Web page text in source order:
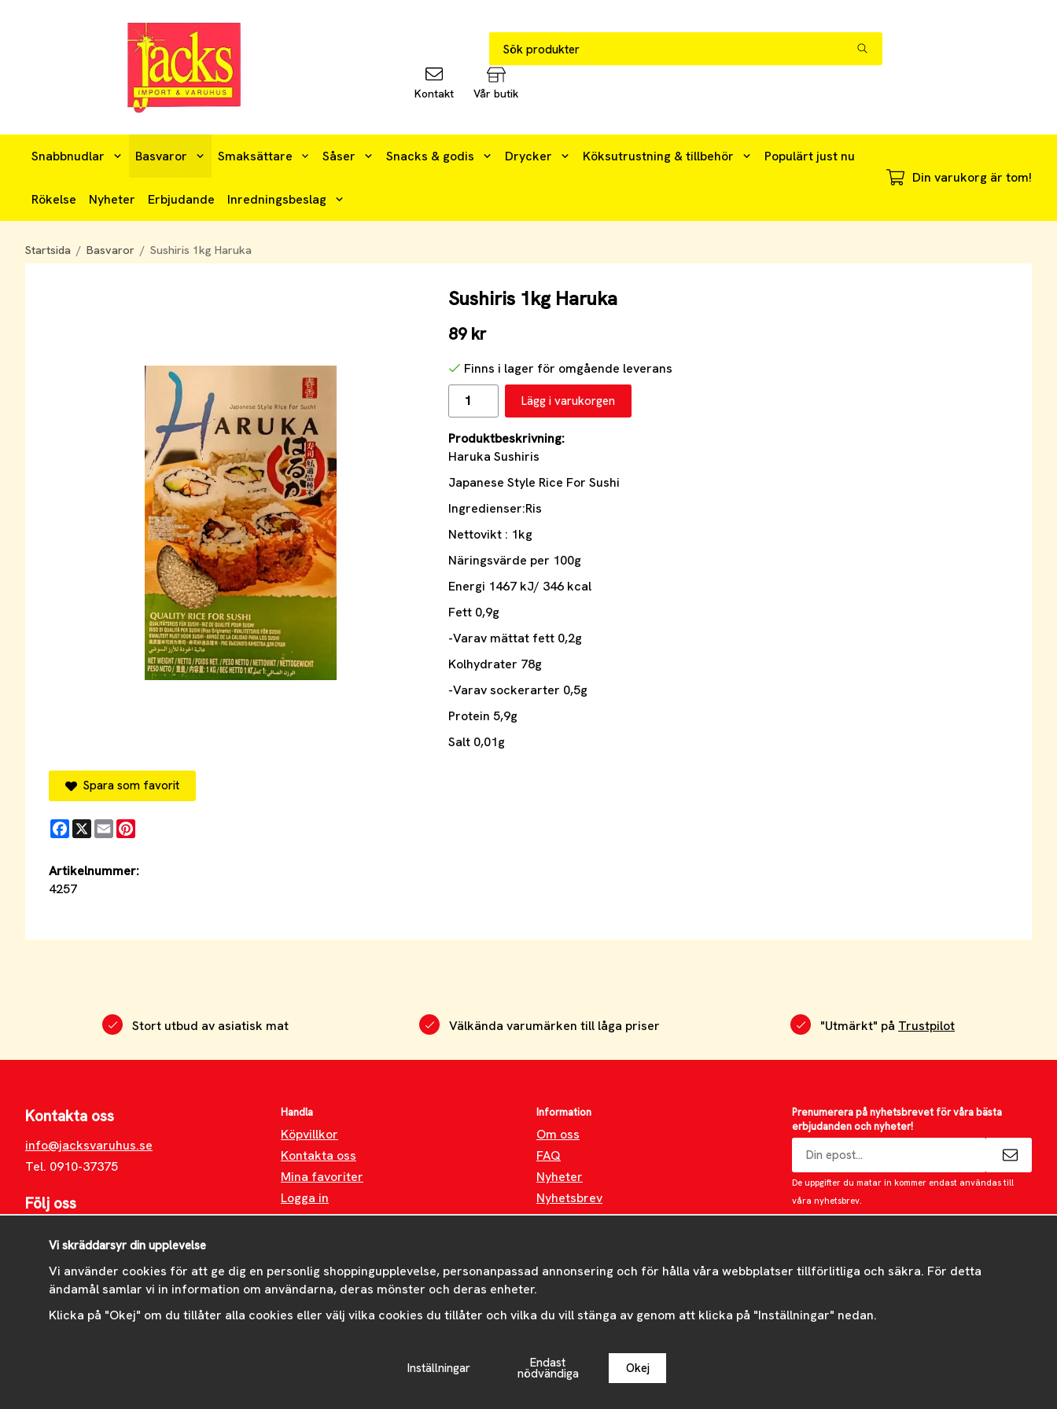
Kontakt Vår butik
Snabbnudlar Basvaror Smaksättare Såser Snacks & godis Drycker Köksutrustning & tillbehör Populärt just nu
Rökelse Nyheter Erbjudande Inredningsbeslag
Din varukorg är tom!
Startsida / Basvaror / Sushiris 1kg Haruka
Sushiris 1kg Haruka
89 kr
Finns i lager för omgående leverans
Lägg i varukorgen
Produktbeskrivning:
Haruka Sushiris
Japanese Style Rice For Sushi
Ingredienser:Ris
Nettovikt : 1kg
Näringsvärde per 100g
Energi 1467 kJ/ 346 kcal
Fett 0,9g
-Varav mättat fett 0,2g
Kolhydrater 78g
-Varav sockerarter 0,5g
Protein 5,9g
Salt 0,01g
Spara som favorit
Facebook
X Email
Artikelnummer:
4257
Stort utbud av asiatisk mat Välkända varumärken till låga priser "Utmärkt" på Trustpilot
Kontakta oss
info@jacksvaruhus.se
Tel. 0910-37375
Följ oss
Instagram
Handla
Köpvillkor
Kontakta oss
Mina favoriter
Logga in
Information
Om oss
FAQ
Nyheter
Nyhetsbrev
Om cookies
Prenumerera på nyhetsbrevet för våra bästa
erbjudanden och nyheter!
postadress
De uppgifter du matar in kommer endast användas till
våra nyhetsbrev.
Drift & produktion:Wikinggruppen
Vi skräddarsyr din upplevelse
Vi använder cookies för att ge dig en personlig shoppingupplevelse, personanpassad annonsering och för hålla våra webbplatser tillförlitliga och säkra. För detta
ändamål samlar vi in information om användarna, deras mönster och deras enheter.
Klicka på "Okej" om du tillåter alla cookies eller välj vilka cookies du tillåter och vilka du vill stänga av genom att klicka på "Inställningar" nedan.
Inställningar Endast
nödvändiga Okej